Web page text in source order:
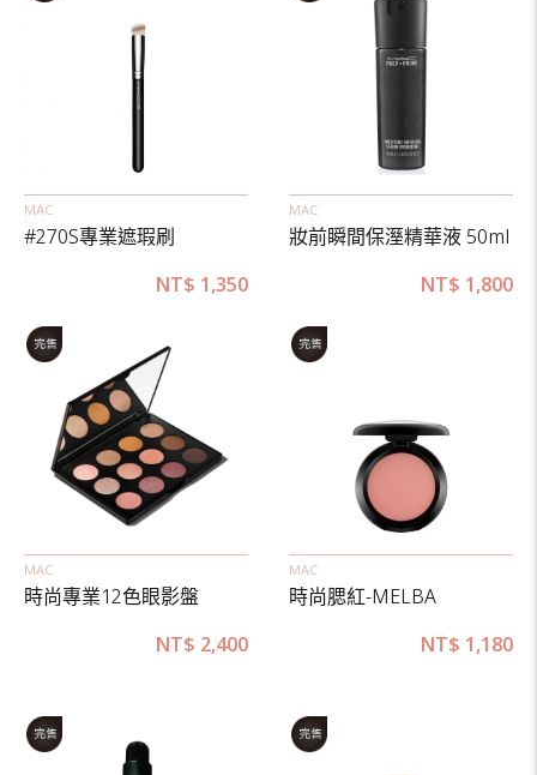
MAC
#270S專業遮瑕刷
NT$ 1,350
MAC
妝前瞬間保溼精華液 50ml
NT$ 1,800
MAC
時尚專業12色眼影盤
NT$ 2,400
MAC
時尚腮紅-MELBA
NT$ 1,180